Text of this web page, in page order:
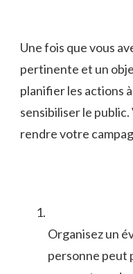
Une ‌fois que vous
pertinente et un​
planifier les actions​
sensibiliser le
rendre⁣ votre
Organisez⁤ un
‌personne peut